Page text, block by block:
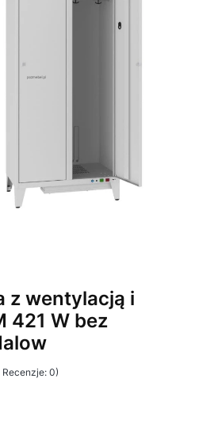
z wentylacją i
421 W bez
0)